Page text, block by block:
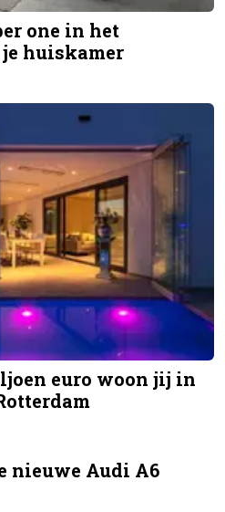
one in het
huiskamer
euro woon jij in
nieuwe Audi A6